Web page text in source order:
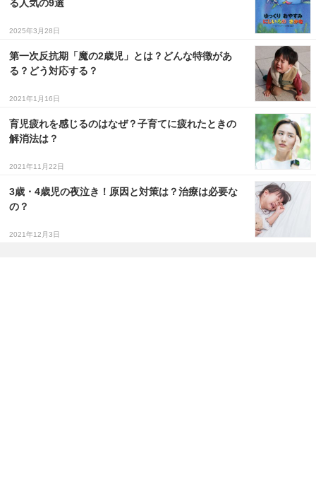
る人気の9選
2025年3月28日
第一次反抗期「魔の2歳児」とは？どんな特徴があ
る？どう対応する？
2021年1月16日
育児疲れを感じるのはなぜ？子育てに疲れたときの
解消法は？
2021年11月22日
3歳・4歳児の夜泣き！原因と対策は？治療は必要な
の？
2021年12月3日